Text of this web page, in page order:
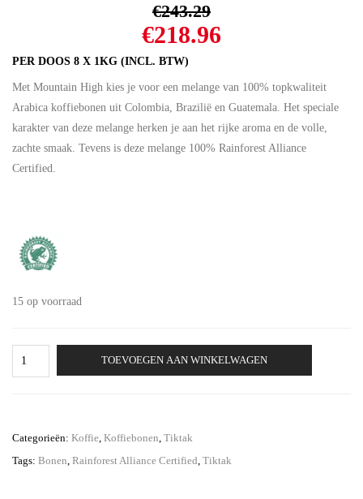
€243.29
Oorspronkelijke
prijs
was:
€243.29.
€218.96Huidige
is:
€218.96.
PER DOOS 8 X 1KG (INCL. BTW)
Met Mountain High kies je voor een melange van 100% topkwaliteit
Arabica koffiebonen uit Colombia, Brazilië en Guatemala. Het speciale
karakter van deze melange herken je aan het rijke aroma en de volle,
zachte smaak. Tevens is deze melange 100% Rainforest Alliance
Certified.
15 op voorraad
Mountain
1
aantal
TOEVOEGEN AAN WINKELWAGEN
Categorieën: Koffie, Koffiebonen, Tiktak
Tags: Bonen, Rainforest Alliance Certified, Tiktak